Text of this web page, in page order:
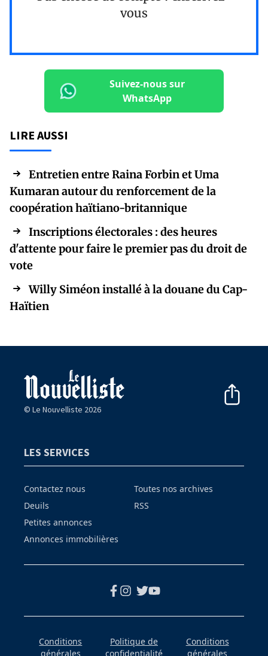
vous
Suivez-nous sur
WhatsApp
LIRE AUSSI
Entretien entre Raina Forbin et Uma
Kumaran autour du renforcement de la
coopération haïtiano-britannique
Inscriptions électorales : des heures
d'attente pour faire le premier pas du droit de
vote
Willy Siméon installé à la douane du Cap-
Haïtien
© Le Nouvelliste 2026
LES SERVICES
Contactez nous
Deuils
Petites annonces
Annonces immobilières
Toutes nos archives
RSS
Conditions
générales
Politique de
confidentialité
Conditions
générales